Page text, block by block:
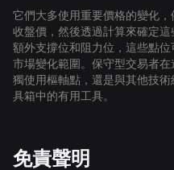
它們大多使用重要價格的變化
收盤價，然後透過計算來確定
額外支撐位和阻力位，這些點
市場變化範圍。保守型交易者
獨使用樞軸點，還是與其他技
具箱中的有用工具。
免責聲明